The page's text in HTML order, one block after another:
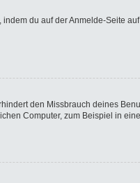
du auf der Anmelde-Seite
den Missbrauch deines
Computer, zum Beispiel in